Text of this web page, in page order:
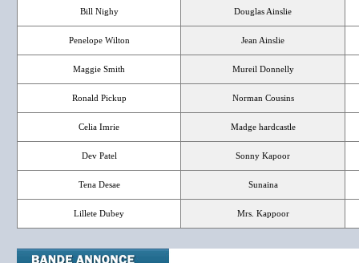
Bill Nighy Douglas Ainslie
Penelope Wilton Jean Ainslie
Maggie Smith Mureil Donnelly
Ronald Pickup Norman Cousins
Celia Imrie Madge hardcastle
Dev Patel Sonny Kapoor
Tena Desae Sunaina
Lillete Dubey Mrs. Kappoor